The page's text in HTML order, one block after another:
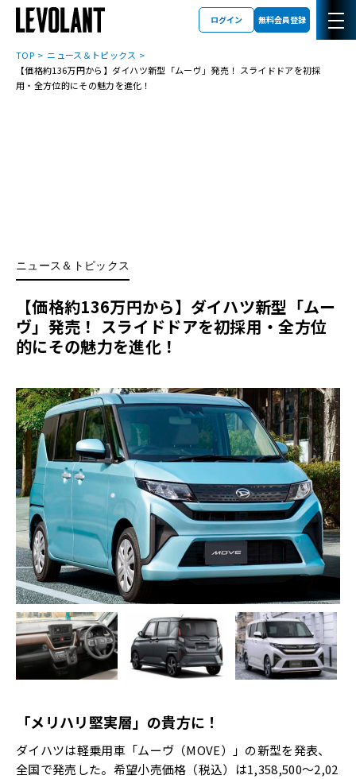
ログイン 無料会員登録
TOP
ニュース＆トピックス
【価格約136万円から】ダイハツ新型「ムーヴ」発売！ スライドドアを初採
用・全方位的にその魅力を進化！
ニュース＆トピックス
【価格約136万円から】ダイハツ新型「ムー
ヴ」発売！ スライドドアを初採用・全方位
的にその魅力を進化！
「メリハリ堅実層」の貴方に！
ダイハツは軽乗用車「ムーヴ（MOVE）」の新型を発表、
全国で発売した。希望小売価格（税込）は1,358,500～2,02